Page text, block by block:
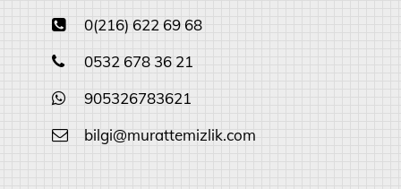
0(216) 622 69 68
0532 678 36 21
905326783621
bilgi@murattemizlik.com